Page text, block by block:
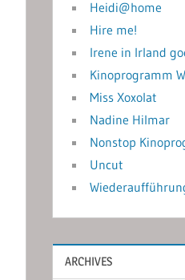
Heidi@home
Hire me!
Irene in Irland
Kinoprogramm
Miss Xoxolat
Nadine Hilmar
Nonstop
Uncut
ARCHIVES